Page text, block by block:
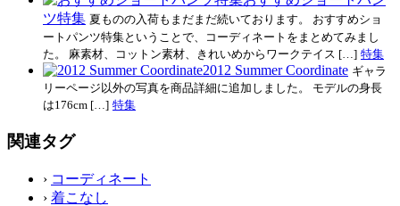
ツ特集 夏ものの入荷もまだまだ続いております。 おすすめショ
ートパンツ特集ということで、コーディネートをまとめてみまし
た。 麻素材、コットン素材、きれいめからワークテイス […] 特集
2012 Summer Coordinate ギャラ
リーページ以外の写真を商品詳細に追加しました。 モデルの身長
は176cm […] 特集
関連タグ
› コーディネート
› 着こなし